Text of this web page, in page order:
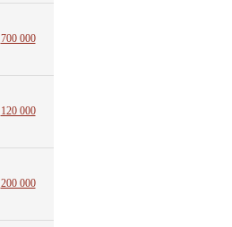
700 000
120 000
200 000